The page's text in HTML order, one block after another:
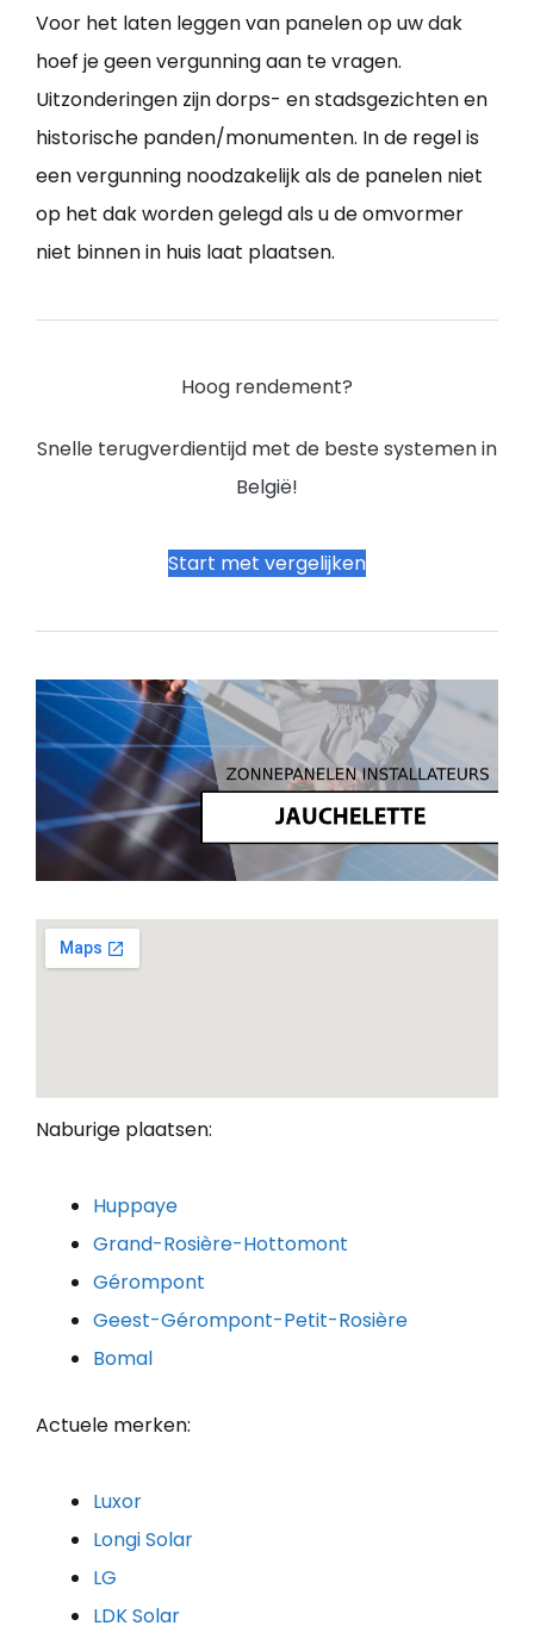
Voor het laten leggen van panelen op uw dak
hoef je geen vergunning aan te vragen.
Uitzonderingen zijn dorps- en stadsgezichten en
historische panden/monumenten. In de regel is
een vergunning noodzakelijk als de panelen niet
op het dak worden gelegd als u de omvormer
niet binnen in huis laat plaatsen.
Hoog rendement?
Snelle terugverdientijd met de beste systemen in
België!
Start met vergelijken
Naburige plaatsen:
Huppaye
Grand-Rosière-Hottomont
Gérompont
Geest-Gérompont-Petit-Rosière
Bomal
Actuele merken:
Luxor
Longi Solar
LG
LDK Solar